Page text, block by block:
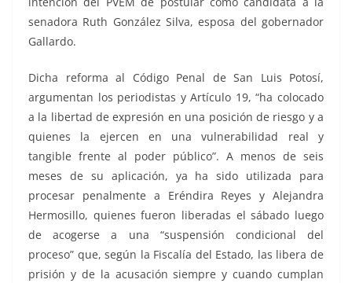
senadora Ruth González Silva, esposa del gobernador
Gallardo.
Dicha reforma al Código Penal de San Luis Potosí,
argumentan los periodistas y Artículo 19, “ha colocado
a la libertad de expresión en una posición de riesgo y a
quienes la ejercen en una vulnerabilidad real y
tangible frente al poder público”. A menos de seis
meses de su aplicación, ya ha sido utilizada para
procesar penalmente a Eréndira Reyes y Alejandra
Hermosillo, quienes fueron liberadas el sábado luego
de acogerse a una “suspensión condicional del
proceso” que, según la Fiscalía del Estado, las libera de
prisión y de la acusación siempre y cuando cumplan